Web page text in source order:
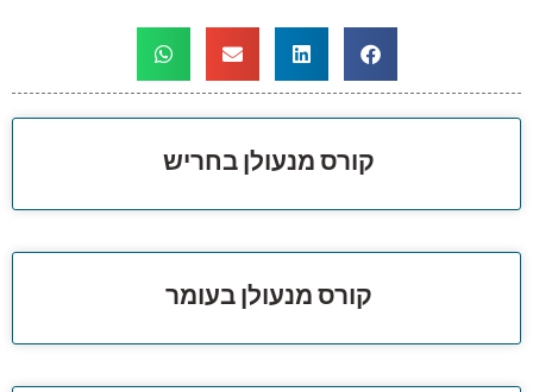
קורס מנעולן בחריש
קורס מנעולן בעומר